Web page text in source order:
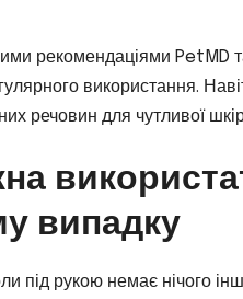
рекомендаціями PetMD
використання.
речовин для чутливої
випадку
під рукою немає нічого